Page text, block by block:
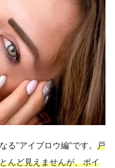
る”アイブロウ編”です。 戸
んど見えませんが、ポイ